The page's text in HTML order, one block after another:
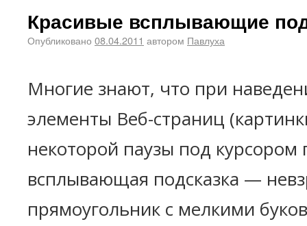
Красивые всплывающие
Опубликовано 08.04.2011 автором Павлуха
Многие знают, что при
элементы Веб-страниц
некоторой паузы под курсором
всплывающая подсказка —
прямоугольник с мелкими